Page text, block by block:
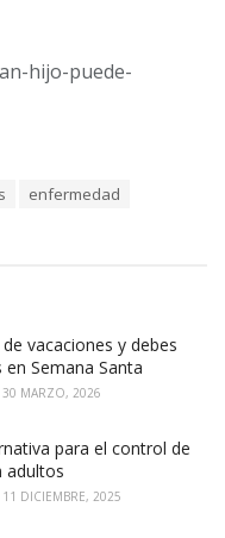
hijo-puede-
enfermedad
vacaciones y debes
Semana Santa
30 MARZO, 2026
para el control de
adultos
11 DICIEMBRE, 2025